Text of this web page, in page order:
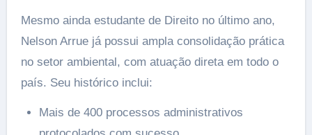
Mesmo ainda estudante de Direito no último ano,
Nelson Arrue já possui ampla consolidação prática
no setor ambiental, com atuação direta em todo o
país. Seu histórico inclui:
Mais de 400 processos administrativos